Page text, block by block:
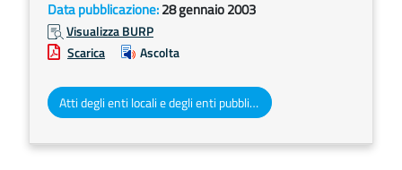
Data pubblicazione:28 gennaio 2003
Visualizza BURP
Scarica
Ascolta
Atti degli enti locali e degli enti pubblici e privati